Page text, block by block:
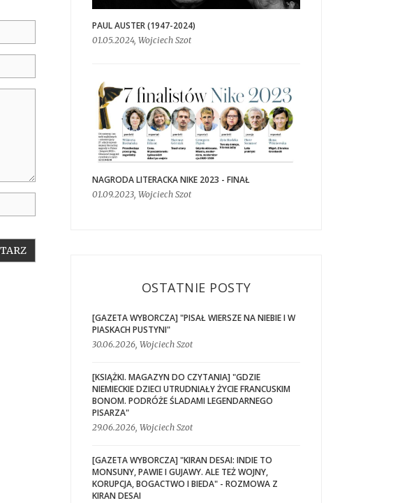
PAUL AUSTER (1947-2024)
01.05.2024, Wojciech Szot
NAGRODA LITERACKA NIKE 2023 - FINAŁ
01.09.2023, Wojciech Szot
OSTATNIE POSTY
[GAZETA WYBORCZA] "PISAŁ WIERSZE NA NIEBIE I W
PIASKACH PUSTYNI"
30.06.2026, Wojciech Szot
[KSIĄŻKI. MAGAZYN DO CZYTANIA] "GDZIE
NIEMIECKIE DZIECI UTRUDNIAŁY ŻYCIE FRANCUSKIM
BONOM. PODRÓŻE ŚLADAMI LEGENDARNEGO
PISARZA"
29.06.2026, Wojciech Szot
[GAZETA WYBORCZA] "KIRAN DESAI: INDIE TO
MONSUNY, PAWIE I GUJAWY. ALE TEŻ WOJNY,
KORUPCJA, BOGACTWO I BIEDA" - ROZMOWA Z
KIRAN DESAI